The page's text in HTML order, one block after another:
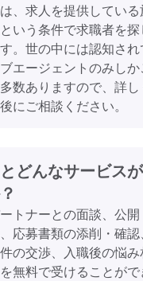
、求人を提供してい
いう条件で求職者を
。世の中には認知され
エージェントのみしか
数ありますので、詳し
にご相談ください。
どんなサービス
トナーとの面談、公
応募書類の添削・確
の交渉、入職後の悩
無料で受けることがで